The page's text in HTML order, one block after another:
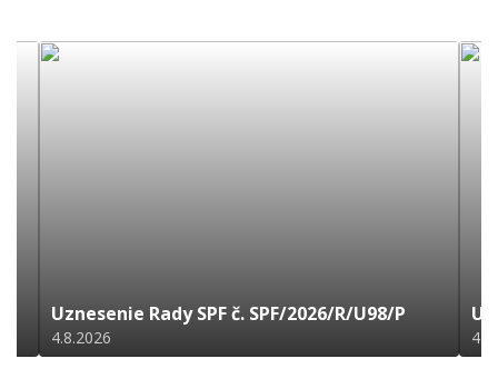
Uznesenie Rady SPF č. SPF/2026/R/U98/P
4.8.2026